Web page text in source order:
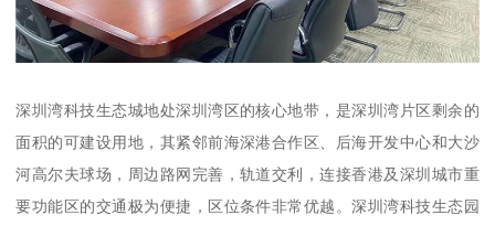
深圳湾科技生态城地处深圳湾区的核心地带，是深圳湾片区剩余的
面积的可建设用地，其紧邻前海深港合作区、后海开发中心和大沙
河高尔夫球场，周边路网完善，轨道交利，连接香港及深圳城市重
要功能区的交通极为便捷，区位条件非常优越。深圳湾科技生态园